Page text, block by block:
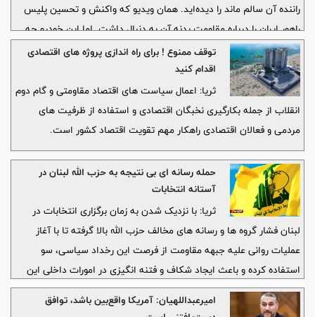
راننده آن سالم ماند را دیده‌اید. همان ویدیو که واکنش و تحسین پلیس
راهور ایران را درباره مقاومت بدنه آن به دنبال داشت. اما این خودرو چه
نام دارد و متعلق به کدام شرکت است؟توقف ممنوع ! برای راه اندازی پروژه های اقتصادی
اقدام کنید
ثریا: اعمال سیاست های اقتصاد مقاومتی و گام دوم
انقلاب از جمله بکارگیری نخبگان اقتصادی و استفاده از ظرفیت های
مردمی و فعالان اقتصادی راهکار مهم تقویت اقتصاد کشور است.
حمله رسانه ای بی نتیجه به حزب الله لبنان در
آستانه انتخابات
ثریا: با نزدیک شدن به زمان برگزاری انتخابات در
لبنان فشار گروه ها و رسانه های مخالف حزب الله بالا گرفته تا با آغاز
عملیات روانی علیه جبهه مقاومت از فرصت این رخداد سیاسی، سو
استفاده کرده و باعث ایجاد شکاف و فتنه انگیزی در امورات داخلی این
کشور شوند.
امیرعبداللهیان: آمریکا واقع‌بین باشد، توافق